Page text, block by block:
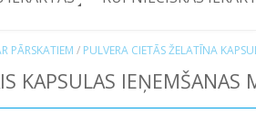
PĀRSKATIEM / PULVERA CIETĀS ŽELATĪNA
KAPSULAS IEŅEMŠANAS